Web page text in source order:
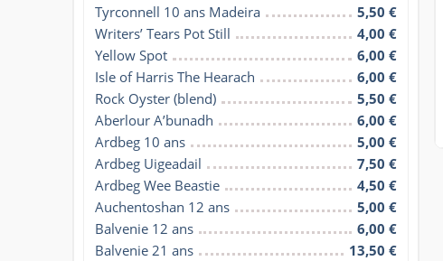
Tyrconnell 10 ans Madeira
5,50 €
Writers’ Tears Pot Still
4,00 €
Yellow Spot
6,00 €
Isle of Harris The Hearach
6,00 €
Rock Oyster (blend)
5,50 €
Aberlour A’bunadh
6,00 €
Ardbeg 10 ans
5,00 €
Ardbeg Uigeadail
7,50 €
Ardbeg Wee Beastie
4,50 €
Auchentoshan 12 ans
5,00 €
Balvenie 12 ans
6,00 €
Balvenie 21 ans
13,50 €